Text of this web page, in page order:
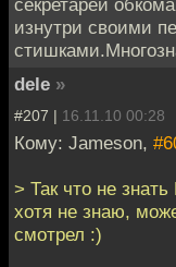
секретарей
изнутри своими
dele »
#207 | 16.11.10 00:28
Кому: Jameson,
> Так что не
хотя не знаю,
смотрел :)